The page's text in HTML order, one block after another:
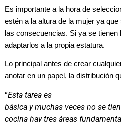
Es importante a la hora de
estén a la altura de la mujer ya
las consecuencias. Si ya se
adaptarlos a la propia estatura.
Lo principal antes de crear
anotar en un papel, la distribución
“Esta tarea es
básica y muchas veces no se
cocina hay tres áreas